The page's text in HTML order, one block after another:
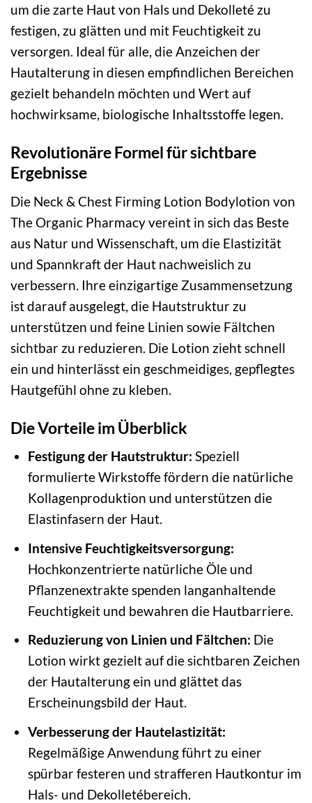
um die zarte Haut von Hals und Dekolleté zu
festigen, zu glätten und mit Feuchtigkeit zu
versorgen. Ideal für alle, die Anzeichen der
Hautalterung in diesen empfindlichen Bereichen
gezielt behandeln möchten und Wert auf
hochwirksame, biologische Inhaltsstoffe legen.
Revolutionäre Formel für sichtbare
Ergebnisse
Die Neck & Chest Firming Lotion Bodylotion von
The Organic Pharmacy vereint in sich das Beste
aus Natur und Wissenschaft, um die Elastizität
und Spannkraft der Haut nachweislich zu
verbessern. Ihre einzigartige Zusammensetzung
ist darauf ausgelegt, die Hautstruktur zu
unterstützen und feine Linien sowie Fältchen
sichtbar zu reduzieren. Die Lotion zieht schnell
ein und hinterlässt ein geschmeidiges, gepflegtes
Hautgefühl ohne zu kleben.
Die Vorteile im Überblick
Festigung der Hautstruktur: Speziell
formulierte Wirkstoffe fördern die natürliche
Kollagenproduktion und unterstützen die
Elastinfasern der Haut.
Intensive Feuchtigkeitsversorgung:
Hochkonzentrierte natürliche Öle und
Pflanzenextrakte spenden langanhaltende
Feuchtigkeit und bewahren die Hautbarriere.
Reduzierung von Linien und Fältchen: Die
Lotion wirkt gezielt auf die sichtbaren Zeichen
der Hautalterung ein und glättet das
Erscheinungsbild der Haut.
Verbesserung der Hautelastizität:
Regelmäßige Anwendung führt zu einer
spürbar festeren und strafferen Hautkontur im
Hals- und Dekolletébereich.